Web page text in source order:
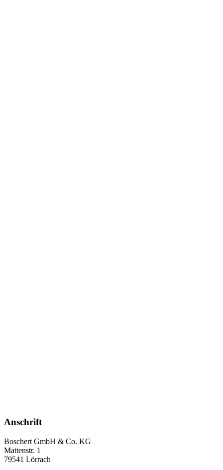
Anschrift
Boschert GmbH & Co. KG
Mattenstr. 1
79541 Lörrach